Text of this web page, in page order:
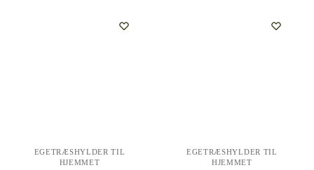
EGETRÆSHYLDER TIL
HJEMMET
EGETRÆSHYLDER TIL
HJEMMET